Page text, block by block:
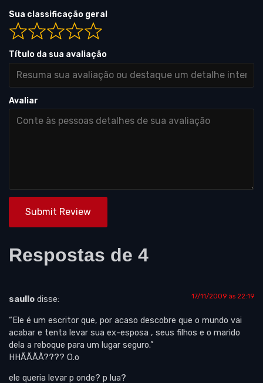
Sua classificação geral
Título da sua avaliação
Avaliar
Submit Review
Respostas de 4
saullo disse: 17/11/2009 às 22:19
“Ele é um escritor que, por acaso descobre que o mundo vai
acabar e tenta levar sua ex-esposa , seus filhos e o marido
dela a reboque para um lugar seguro.”
HHÃÃÃÃ???? O.o
ele queria levar p onde? p lua?